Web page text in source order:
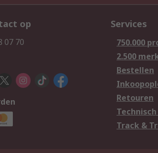
op
07 70
Services
750.000
2.500
Bestellen
Retouren
Track &